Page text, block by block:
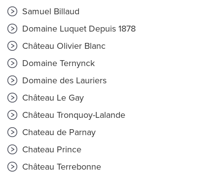
Samuel Billaud
Domaine Luquet Depuis 1878
Château Olivier Blanc
Domaine Ternynck
Domaine des Lauriers
Château Le Gay
Château Tronquoy-Lalande
Chateau de Parnay
Chateau Prince
Château Terrebonne